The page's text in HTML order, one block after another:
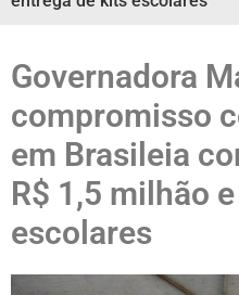
Governadora
compromisso
em Brasileia
R$ 1,5 milhão
escolares